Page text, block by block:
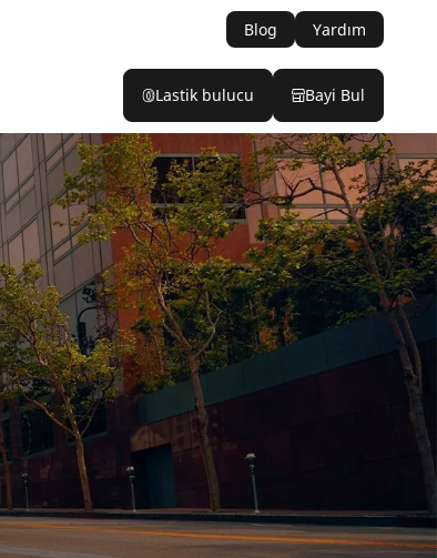
Blog Yardım
Lastik bulucu Bayi Bul